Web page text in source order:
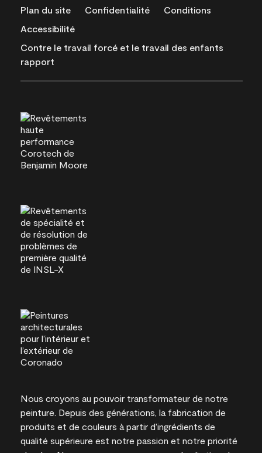
Plan du site Confidentialité
Conditions
Accessibilité
Contre le travail forcé et le travail des enfants
rapport
Nous croyons au pouvoir transformateur de notre
peinture. Depuis des générations, la fabrication de
produits et de couleurs à partir d’ingrédients de
qualité supérieure est notre passion et notre priorité